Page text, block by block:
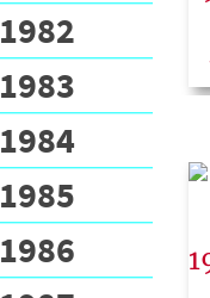
1982
1983
1984
1985
1986